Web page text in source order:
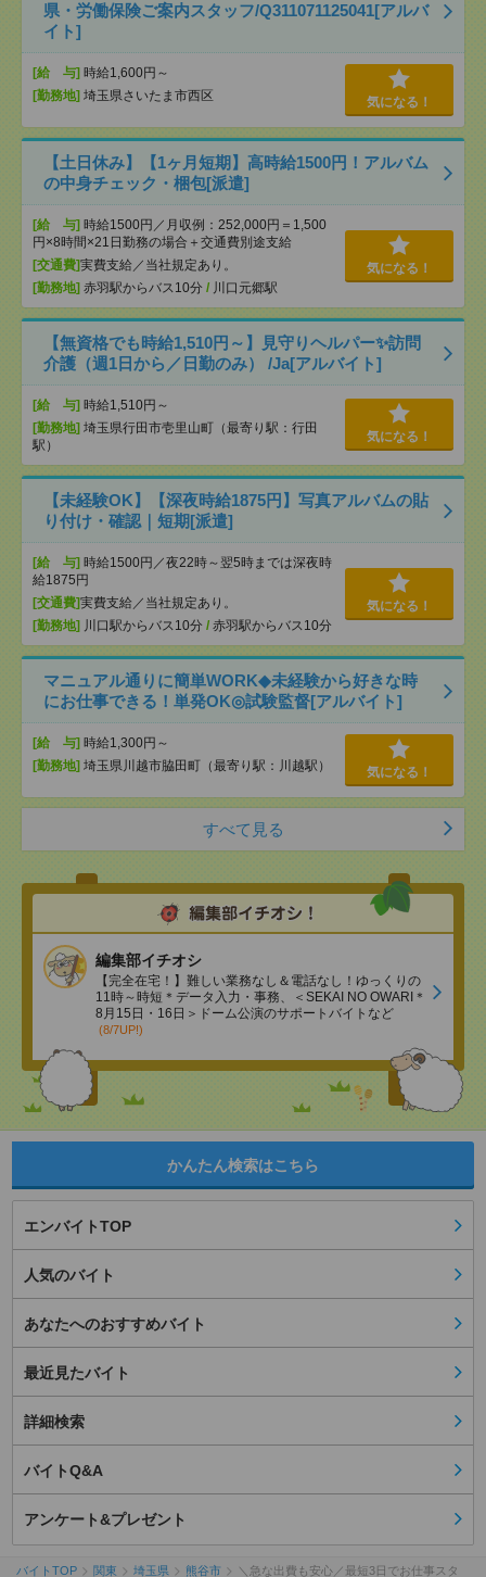
県・労働保険ご案内スタッフ/Q311071125041[アルバ
イト]
[給 与] 時給1,600円～
[勤務地] 埼玉県さいたま市西区 気になる！
【土日休み】【1ヶ月短期】高時給1500円！アルバム
の中身チェック・梱包[派遣]
[給 与] 時給1500円／月収例：252,000円＝1,500
円×8時間×21日勤務の場合＋交通費別途支給
[交通費]実費支給／当社規定あり。
[勤務地] 赤羽駅からバス10分 / 川口元郷駅
気になる！
【無資格でも時給1,510円～】見守りヘルパー✨訪問
介護（週1日から／日勤のみ） /Ja[アルバイト]
[給 与] 時給1,510円～
[勤務地] 埼玉県行田市壱里山町（最寄り駅：行田
駅）
気になる！
【未経験OK】【深夜時給1875円】写真アルバムの貼
り付け・確認｜短期[派遣]
[給 与] 時給1500円／夜22時～翌5時までは深夜時
給1875円
[交通費]実費支給／当社規定あり。
[勤務地] 川口駅からバス10分 / 赤羽駅からバス10分
気になる！
マニュアル通りに簡単WORK◆未経験から好きな時
にお仕事できる！単発OK◎試験監督[アルバイト]
[給 与] 時給1,300円～
[勤務地] 埼玉県川越市脇田町（最寄り駅：川越駅） 気になる！
すべて見る
編集部イチオシ
【完全在宅！】難しい業務なし＆電話なし！ゆっくりの
11時～時短＊データ入力・事務、＜SEKAI NO OWARI＊
8月15日・16日＞ドーム公演のサポートバイトなど
(8/7UP!)
かんたん検索はこちら
エンバイトTOP
人気のバイト
あなたへのおすすめバイト
最近見たバイト
詳細検索
バイトQ&A
アンケート&プレゼント
バイトTOP 関東 埼玉県 熊谷市 ＼急な出費も安心／最短3日でお仕事スタ